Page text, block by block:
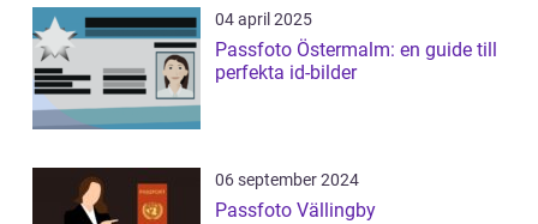
04 april 2025
Passfoto Östermalm: en guide till
perfekta id-bilder
06 september 2024
Passfoto Vällingby